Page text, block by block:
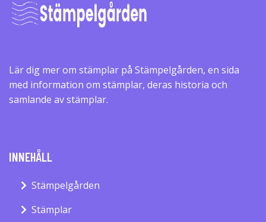
Lär dig mer om stämplar på Stämpelgården, en sida
med information om stämplar, deras historia och
samlande av stämplar.
INNEHÅLL
Stämpelgården
Stämplar